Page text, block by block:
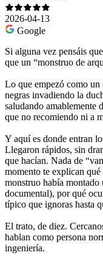
2026-04-13
Google
Si alguna vez pensáis
que un “monstruo de
Lo que empezó como un
negras invadiendo la
saludando amablemente
que no recomiendo ni a
Y aquí es donde entran
Llegaron rápidos, sin
que hacían. Nada de
momento te explican qué
monstruo había
documental), por qué
típico que ignoras hasta
El trato, de diez.
hablan como persona
ingeniería.